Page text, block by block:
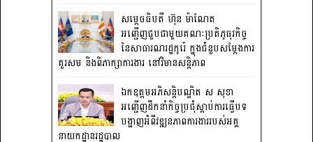
សម្តេចធិបតី ហ៊ុន ម៉ាណែត
អញ្ជើញជួបជាមួយគណៈប្រតិភូធុរកិច្ច
នៃសាធារណរដ្ឋកូរ៉េ ក្នុងជំនួបសម្តែងការ
គួរសម និងពិភាក្សាការងារ នៅវិមានសន្តិភាព
ឯកឧត្តមអភិសន្តិបណ្ឌិត ស សុខា
អញ្ជើញដឹកនាំកិច្ចប្រជុំស្តាប់ការធ្វើបទ
បង្ហាញអំពីវឌ្ឍនភាពការងាររបស់អគ្គ
នាយកដ្ឋានរដ្ឋបាល